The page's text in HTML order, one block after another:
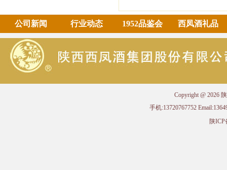
公司新闻 行业动态 1952品鉴会 西凤酒礼品
Copyright @ 2026
手机:13720767752
陕ICP